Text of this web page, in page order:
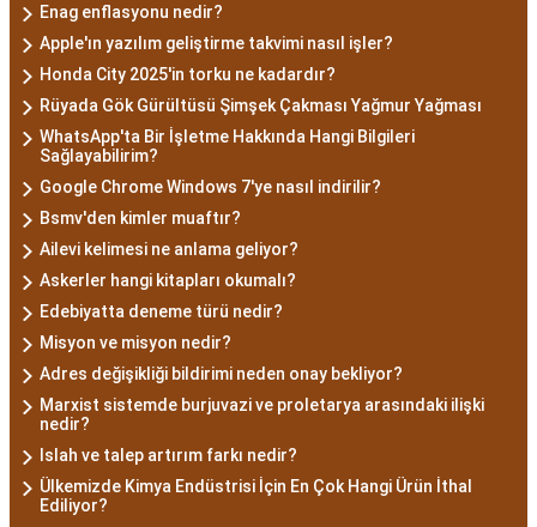
Enag enflasyonu nedir?
Apple'ın yazılım geliştirme takvimi nasıl işler?
Honda City 2025'in torku ne kadardır?
Rüyada Gök Gürültüsü Şimşek Çakması Yağmur Yağması
WhatsApp'ta Bir İşletme Hakkında Hangi Bilgileri
Sağlayabilirim?
Google Chrome Windows 7'ye nasıl indirilir?
Bsmv'den kimler muaftır?
Ailevi kelimesi ne anlama geliyor?
Askerler hangi kitapları okumalı?
Edebiyatta deneme türü nedir?
Misyon ve misyon nedir?
Adres değişikliği bildirimi neden onay bekliyor?
Marxist sistemde burjuvazi ve proletarya arasındaki ilişki
nedir?
Islah ve talep artırım farkı nedir?
Ülkemizde Kimya Endüstrisi İçin En Çok Hangi Ürün İthal
Ediliyor?